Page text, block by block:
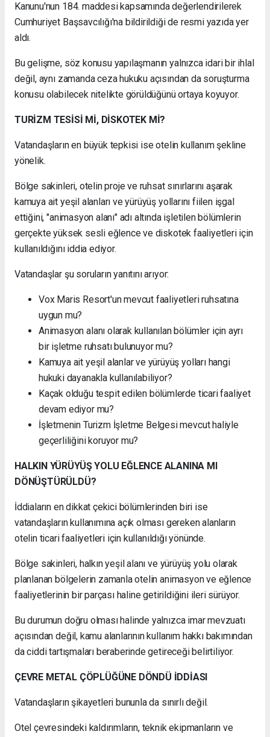
Kanunu'nun 184. maddesi kapsamında değerlendirilerek
Cumhuriyet Başsavcılığı'na bildirildiği de resmi yazıda yer
aldı.
Bu gelişme, söz konusu yapılaşmanın yalnızca idari bir ihlal
değil, aynı zamanda ceza hukuku açısından da soruşturma
konusu olabilecek nitelikte görüldüğünü ortaya koyuyor.
TURİZM TESİSİ Mİ, DİSKOTEK Mİ?
Vatandaşların en büyük tepkisi ise otelin kullanım şekline
yönelik.
Bölge sakinleri, otelin proje ve ruhsat sınırlarını aşarak
kamuya ait yeşil alanları ve yürüyüş yollarını fiilen işgal
ettiğini, "animasyon alanı" adı altında işletilen bölümlerin
gerçekte yüksek sesli eğlence ve diskotek faaliyetleri için
kullanıldığını iddia ediyor.
Vatandaşlar şu soruların yanıtını arıyor:
Vox Maris Resort'un mevcut faaliyetleri ruhsatına
uygun mu?
Animasyon alanı olarak kullanılan bölümler için ayrı
bir işletme ruhsatı bulunuyor mu?
Kamuya ait yeşil alanlar ve yürüyüş yolları hangi
hukuki dayanakla kullanılabiliyor?
Kaçak olduğu tespit edilen bölümlerde ticari faaliyet
devam ediyor mu?
İşletmenin Turizm İşletme Belgesi mevcut haliyle
geçerliliğini koruyor mu?
HALKIN YÜRÜYÜŞ YOLU EĞLENCE ALANINA MI
DÖNÜŞTÜRÜLDÜ?
İddiaların en dikkat çekici bölümlerinden biri ise
vatandaşların kullanımına açık olması gereken alanların
otelin ticari faaliyetleri için kullanıldığı yönünde.
Bölge sakinleri, halkın yeşil alanı ve yürüyüş yolu olarak
planlanan bölgelerin zamanla otelin animasyon ve eğlence
faaliyetlerinin bir parçası haline getirildiğini ileri sürüyor.
Bu durumun doğru olması halinde yalnızca imar mevzuatı
açısından değil, kamu alanlarının kullanım hakkı bakımından
da ciddi tartışmaları beraberinde getireceği belirtiliyor.
ÇEVRE METAL ÇÖPLÜĞÜNE DÖNDÜ İDDİASI
Vatandaşların şikayetleri bununla da sınırlı değil.
Otel çevresindeki kaldırımların, teknik ekipmanların ve